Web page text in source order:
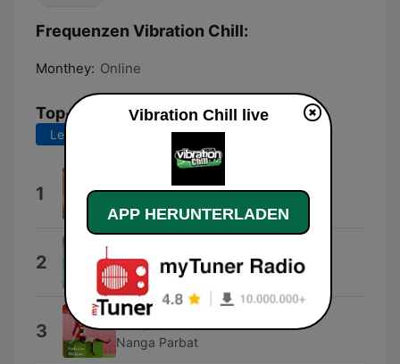
Frequenzen Vibration Chill:
Monthey: Online
Top-Songs
Letzte 7 Tage Letzte 30 Tage
1 Dreamstate
2 Sonny Bo
3 Deep Blue Ocean
Nanga Parbat
Vibration Chill live
APP HERUNTERLADEN